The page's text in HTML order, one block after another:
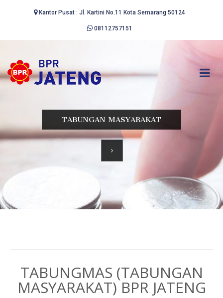
Kantor Pusat : Jl. Kartini No.11 Kota Semarang 50124
08112757151
TABUNGAN MASYARAKAT
TABUNGMAS (TABUNGAN
MASYARAKAT) BPR JATENG